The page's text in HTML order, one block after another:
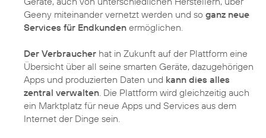
Geeny miteinander vernetzt werden und so ganz neue
Services für Endkunden ermöglichen.
Der Verbraucher hat in Zukunft auf der Plattform eine
Übersicht über all seine smarten Geräte, dazugehörigen
Apps und produzierten Daten und kann dies alles
zentral verwalten. Die Plattform wird gleichzeitig auch
ein Marktplatz für neue Apps und Services aus dem
Internet der Dinge sein.